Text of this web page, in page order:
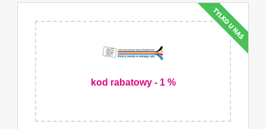
kod rabatowy - 1 %